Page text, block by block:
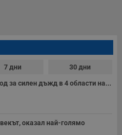
7 дни 30 дни
за силен дъжд в 4 области на...
оказал най-голямо